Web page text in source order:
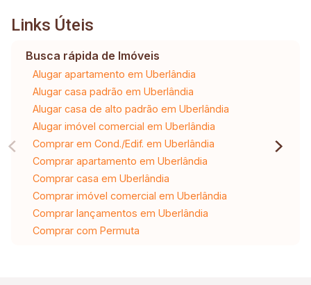
Links Úteis
Busca rápida de Imóveis
Alugar apartamento em Uberlândia
Alugar casa padrão em Uberlândia
Alugar casa de alto padrão em Uberlândia
Alugar imóvel comercial em Uberlândia
Comprar em Cond./Edif. em Uberlândia
Comprar apartamento em Uberlândia
Comprar casa em Uberlândia
Comprar imóvel comercial em Uberlândia
Comprar lançamentos em Uberlândia
Comprar com Permuta